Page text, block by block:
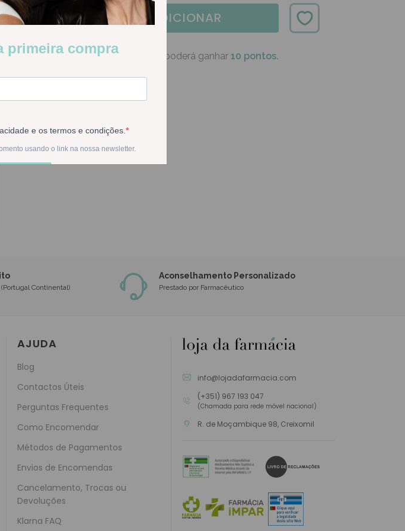
+ ADICIONAR
Na compra deste produto poderá ganhar 10 pontos.
Continental)
Aconselhamento Personalizado
Prestado por Farmacêutico
AJUDA
Blog
Contactos Úteis
Perguntas Frequentes
Como Encomendar
Métodos de Pagamentos
Envios de Encomendas
Cancelamento, Trocas ou
Devoluções
Klarna FAQ
info@lojadafarmacia.com
(+351) 967 193 047
(Chamada para rede móvel nacional)
R. de Moçambique 98, Creixomil